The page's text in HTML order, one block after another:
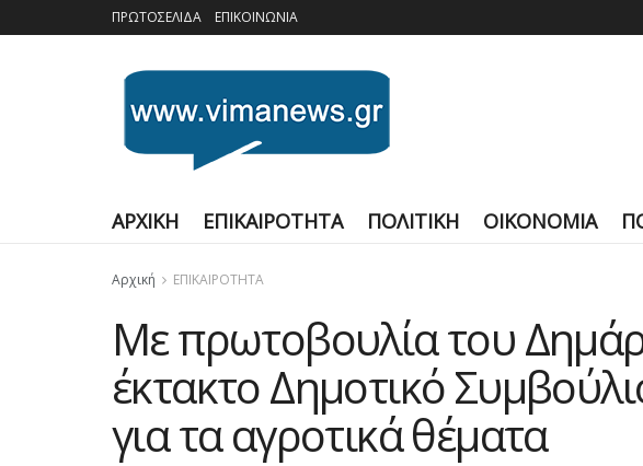
ΠΡΩΤΟΣΕΛΙΔΑ ΕΠΙΚΟΙΝΩΝΙΑ
ΑΡΧΙΚΗ ΕΠΙΚΑΙΡΟΤΗΤΑ ΠΟΛΙΤΙΚΗ ΟΙΚΟΝΟΜΙΑ
Αρχική ΕΠΙΚΑΙΡΟΤΗΤΑ
Με πρωτοβουλία του
έκτακτο Δημοτικό
για τα αγροτικά θέματα